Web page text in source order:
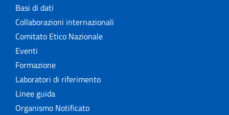
Basi di dati
Collaborazioni internazionali
Comitato Etico Nazionale
Eventi
Formazione
Laboratori di riferimento
Linee guida
Organismo Notificato